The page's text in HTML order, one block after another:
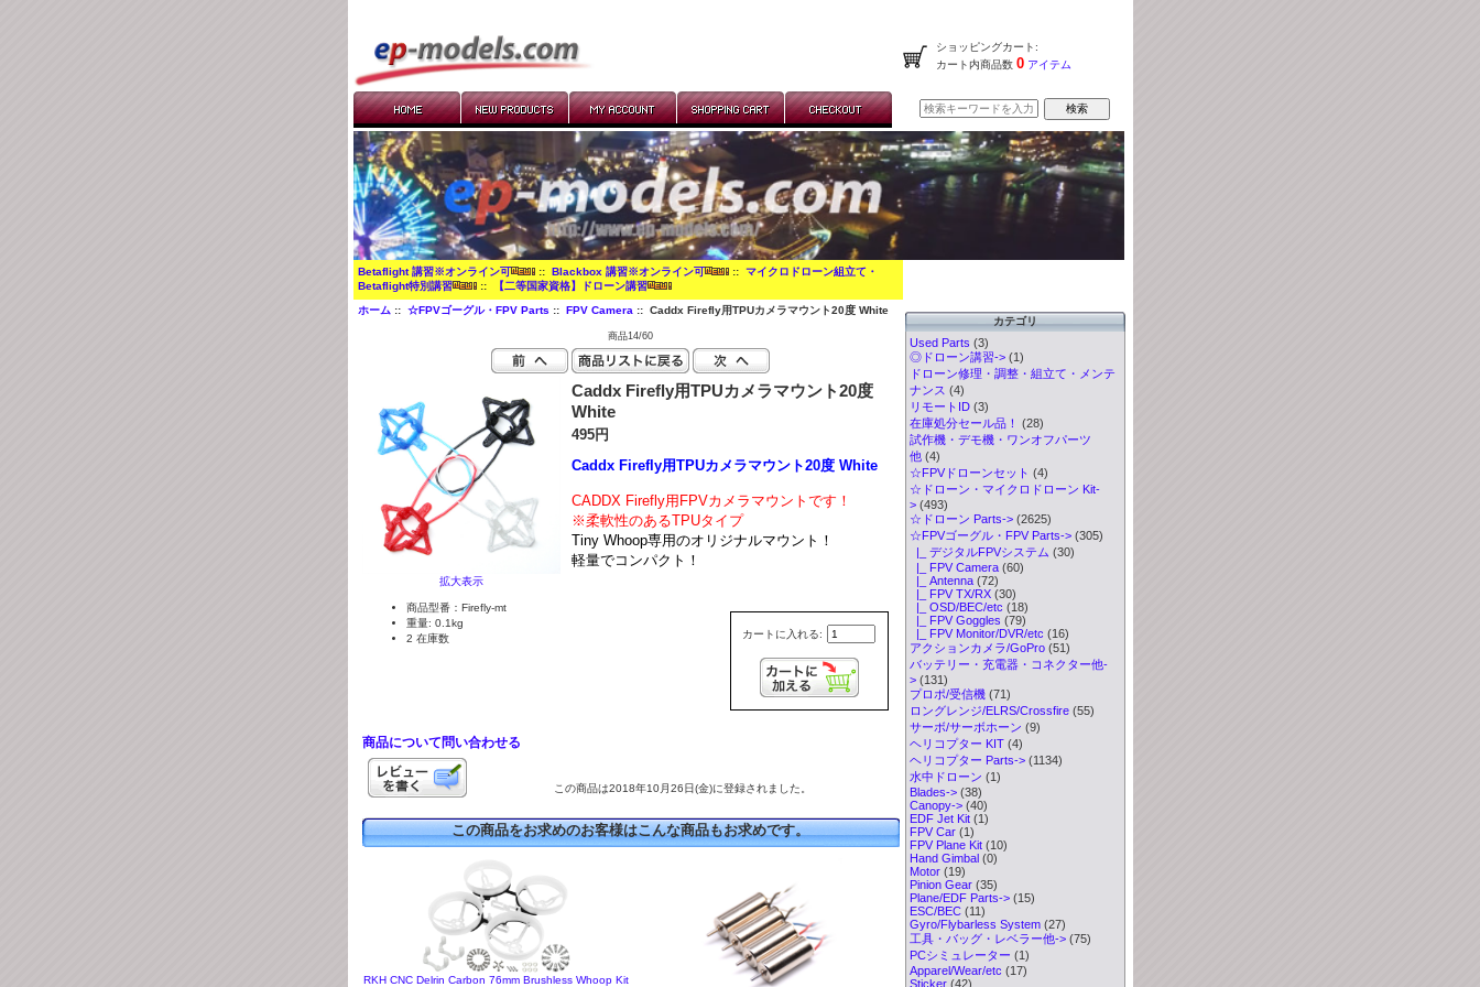
ショッピングカート:
カート内商品数 0アイテム
Betaflight 講習※オンライン可 ::Blackbox 講習※オンライン可 ::マイクロドローン組立て・
Betaflight特別講習
:: 【二等国家資格】ドローン講習
ホーム ::☆FPVゴーグル・FPV Parts ::FPV Camera :: Caddx Firefly用TPUカメラマウント20度 White
商品14/60
拡大表示
Caddx Firefly用TPUカメラマウント20度
White
495円
Caddx Firefly用TPUカメラマウント20度 White
CADDX Firefly用FPVカメラマウントです！
※柔軟性のあるTPUタイプ
Tiny Whoop専用のオリジナルマウント！
軽量でコンパクト！
カートに入れる:
商品型番：Firefly-mt
重量: 0.1kg
2 在庫数
商品について問い合わせる
この商品は2018年10月26日(金)に登録されました。
この商品をお求めのお客様はこんな商品もお求めです。
RKH CNC Delrin Carbon 76mm Brushless Whoop Kit
カテゴリ
Used Parts (3)
◎ドローン講習->(1)
ドローン修理・調整・組立て・メンテ
ナンス (4)
リモートID(3)
在庫処分セール品！
(28)
試作機・デモ機・ワンオフパーツ
他(4)
☆FPVドローンセット (4)
☆ドローン・マイクロドローン Kit-
>(493)
☆ドローン Parts->(2625)
☆FPVゴーグル・FPV Parts->(305)
|_ デジタルFPVシステム (30)
|_ FPV Camera(60)
|_ Antenna(72)
|_ FPV TX/RX(30)
|_ OSD/BEC/etc (18)
|_ FPV Goggles (79)
|_ FPV Monitor/DVR/etc (16)
アクションカメラ/GoPro(51)
バッテリー・充電器・コネクター他-
>(131)
プロポ/受信機(71)
ロングレンジ/ELRS/Crossfire(55)
サーボ/サーボホーン (9)
ヘリコプター KIT(4)
ヘリコプター Parts->(1134)
水中ドローン (1)
Blades->(38)
Canopy->(40)
EDF Jet Kit(1)
FPV Car(1)
FPV Plane Kit(10)
Hand Gimbal(0)
Motor(19)
Pinion Gear(35)
Plane/EDF Parts->(15)
ESC/BEC(11)
Gyro/Flybarless System(27)
工具・バッグ・レベラー他->(75)
PCシミュレーター (1)
Apparel/Wear/etc (17)
Sticker(42)